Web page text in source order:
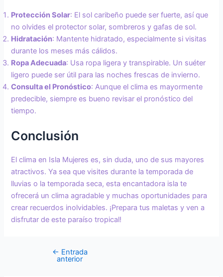
Protección Solar: El sol caribeño puede ser fuerte, así que
no olvides el protector solar, sombreros y gafas de sol.
Hidratación: Mantente hidratado, especialmente si visitas
durante los meses más cálidos.
Ropa Adecuada: Usa ropa ligera y transpirable. Un suéter
ligero puede ser útil para las noches frescas de invierno.
Consulta el Pronóstico: Aunque el clima es mayormente
predecible, siempre es bueno revisar el pronóstico del
tiempo.
Conclusión
El clima en Isla Mujeres es, sin duda, uno de sus mayores
atractivos. Ya sea que visites durante la temporada de
lluvias o la temporada seca, esta encantadora isla te
ofrecerá un clima agradable y muchas oportunidades para
crear recuerdos inolvidables. ¡Prepara tus maletas y ven a
disfrutar de este paraíso tropical!
← Entrada
anterior